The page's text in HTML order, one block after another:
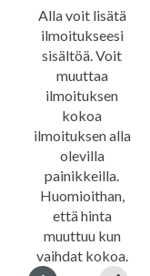
Alla voit lisätä
ilmoitukseesi
sisältöä. Voit
muuttaa
ilmoituksen
kokoa
ilmoituksen alla
olevilla
painikkeilla.
Huomioithan,
että hinta
muuttuu kun
vaihdat kokoa.